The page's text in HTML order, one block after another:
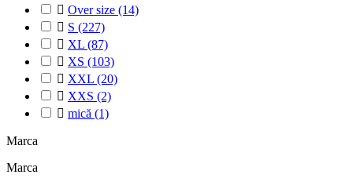
 Over size (14)
 S (227)
 XL (87)
 XS (103)
 XXL (20)
 XXS (2)
 mică (1)
Marca
Marca